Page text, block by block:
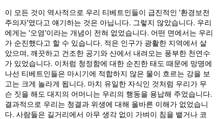
이 모든 것이 역사적으로 우리 티베트인들이 급진적인 '환경보전
주의자'였다고 얘기하는 것은 아닙니다. 그렇지 않았습니다. 우리
에게는 '오염'이라는 개념이 전혀 없었습니다. 어떤 면에서는 우리
가 순진했다고 할 수 있습니다. 적은 인구가 광활한 지역에서 살
았으며, 깨끗하고 건조한 공기와 산에서 내려오는 풍부한 천연수
가 있었습니다. 이처럼 청정함에 대한 순진한 태도 때문에 망명에
나선 티베트인들은 마시기에 적합하지 않은 물이 흐르는 강을 보
고는 크게 놀라게 됩니다. 마치 유일한 자식인 것처럼 우리가 무
슨 짓을 해도 대지의 어머니는 우리의 행동을 용납해 주었습니다.
결과적으로 우리는 청결과 위생에 대해 올바른 이해가 없었습니
다. 사람들은 길거리에서 아무 생각 없이 가벼이 침을 뱉거나 코